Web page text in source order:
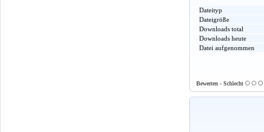
Dateityp
Dateigröße
Downloads total
Downloads heute
Datei aufgenommen
Bewerten - Schlecht